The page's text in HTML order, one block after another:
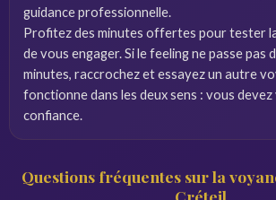
guidance professionnelle.
Profitez des minutes offertes pour tester
de vous engager. Si le feeling ne passe pas
minutes, raccrochez et essayez un autre
fonctionne dans les deux sens : vous
confiance.
Questions fréquentes sur la